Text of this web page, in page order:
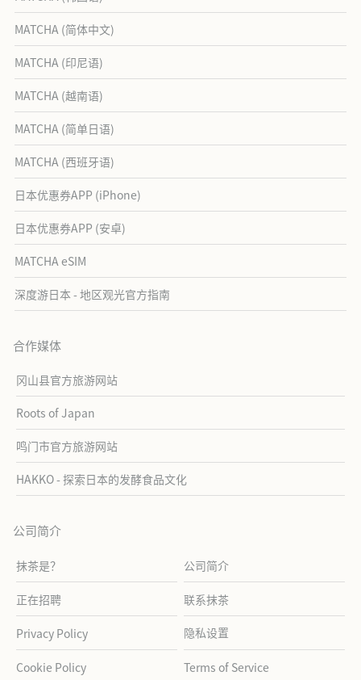
MATCHA (简体中文)
MATCHA (印尼语)
MATCHA (越南语)
MATCHA (简单日语)
MATCHA (西班牙语)
日本优惠券APP (iPhone)
日本优惠券APP (安卓)
MATCHA eSIM
深度游日本 - 地区观光官方指南
合作媒体
冈山县官方旅游网站
Roots of Japan
鸣门市官方旅游网站
HAKKO - 探索日本的发酵食品文化
公司简介
抹茶是？ 公司简介
正在招聘 联系抹茶
Privacy Policy 隐私设置
Cookie Policy Terms of Service